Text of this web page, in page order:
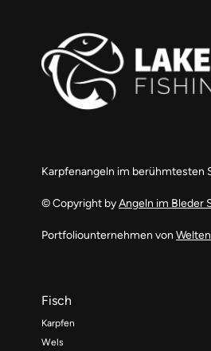
Karpfenangeln im berühmtesten
© Copyright byAngeln im Bleder
Portfoliounternehmen von
Fisch
Karpfen
Wels